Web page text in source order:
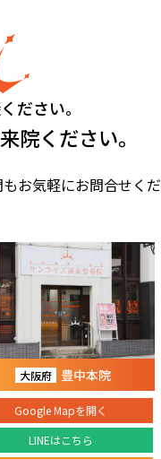
ださい。
院ください。
お気軽にお問合せくだ
大阪府 豊中本院
Google Mapを開く
LINEはこちら